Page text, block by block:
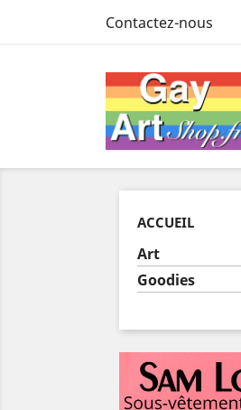
Contactez-nous
ACCUEIL
Art
Goodies